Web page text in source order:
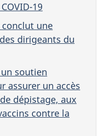
19
une
dirigeants du
un soutien
assurer un accès
dépistage, aux
contre la